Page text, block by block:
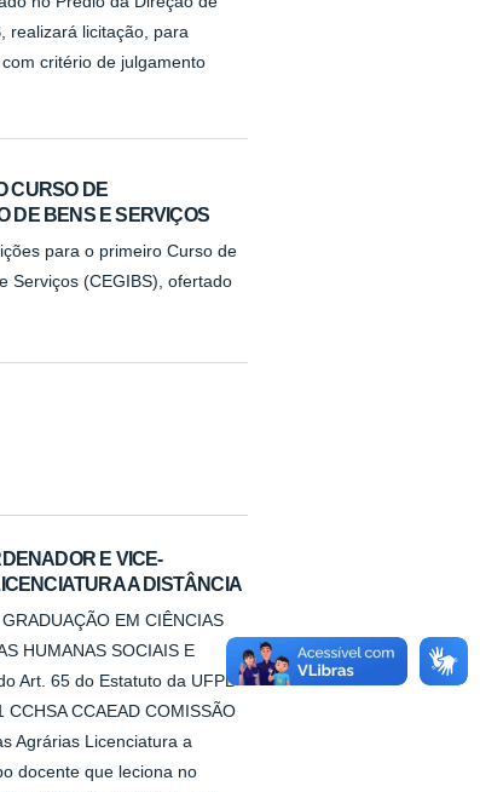
realizará licitação, para
critério de julgamento
CURSO DE
DE BENS E SERVIÇOS
para o primeiro Curso de
Serviços (CEGIBS), ofertado
E VICE-
A DISTÂNCIA
EM CIÊNCIAS
HUMANAS SOCIAIS E
Art. 65 do Estatuto da UFPB
CCAEAD COMISSÃO
Agrárias Licenciatura a
docente que leciona no